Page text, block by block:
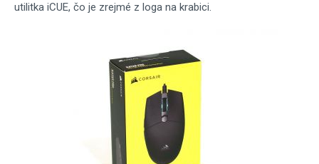
utilitka iCUE, čo je zrejmé z loga na krabici.